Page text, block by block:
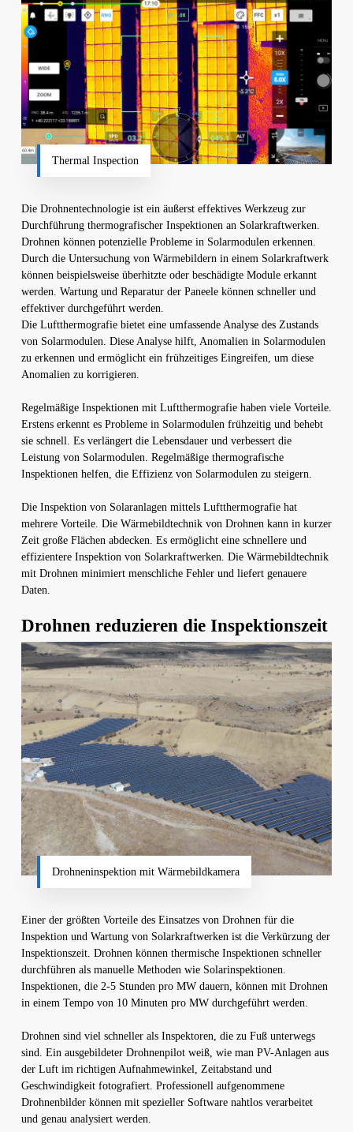
Thermal Inspection
Die Drohnentechnologie ist ein äußerst effektives Werkzeug zur
Durchführung thermografischer Inspektionen an Solarkraftwerken.
Drohnen können potenzielle Probleme in Solarmodulen erkennen.
Durch die Untersuchung von Wärmebildern in einem Solarkraftwerk
können beispielsweise überhitzte oder beschädigte Module erkannt
werden. Wartung und Reparatur der Paneele können schneller und
effektiver durchgeführt werden.
Die Luftthermografie bietet eine umfassende Analyse des Zustands
von Solarmodulen. Diese Analyse hilft, Anomalien in Solarmodulen
zu erkennen und ermöglicht ein frühzeitiges Eingreifen, um diese
Anomalien zu korrigieren.
Regelmäßige Inspektionen mit Luftthermografie haben viele Vorteile.
Erstens erkennt es Probleme in Solarmodulen frühzeitig und behebt
sie schnell. Es verlängert die Lebensdauer und verbessert die
Leistung von Solarmodulen. Regelmäßige thermografische
Inspektionen helfen, die Effizienz von Solarmodulen zu steigern.
Die Inspektion von Solaranlagen mittels Luftthermografie hat
mehrere Vorteile. Die Wärmebildtechnik von Drohnen kann in kurzer
Zeit große Flächen abdecken. Es ermöglicht eine schnellere und
effizientere Inspektion von Solarkraftwerken. Die Wärmebildtechnik
mit Drohnen minimiert menschliche Fehler und liefert genauere
Daten.
Drohnen reduzieren die Inspektionszeit
Drohneninspektion mit Wärmebildkamera
Einer der größten Vorteile des Einsatzes von Drohnen für die
Inspektion und Wartung von Solarkraftwerken ist die Verkürzung der
Inspektionszeit. Drohnen können thermische Inspektionen schneller
durchführen als manuelle Methoden wie Solarinspektionen.
Inspektionen, die 2-5 Stunden pro MW dauern, können mit Drohnen
in einem Tempo von 10 Minuten pro MW durchgeführt werden.
Drohnen sind viel schneller als Inspektoren, die zu Fuß unterwegs
sind. Ein ausgebildeter Drohnenpilot weiß, wie man PV-Anlagen aus
der Luft im richtigen Aufnahmewinkel, Zeitabstand und
Geschwindigkeit fotografiert. Professionell aufgenommene
Drohnenbilder können mit spezieller Software nahtlos verarbeitet
und genau analysiert werden.